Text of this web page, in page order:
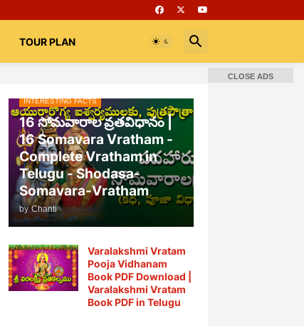
TOUR PLAN
INTERESTING FACTS
16 సోమవారాల వ్రతవిధానం |
16 Somavara Vratham -
Complete Vratham in
Telugu - Shodasa-
Somavara-Vratham
by Chanti
Varalakshmi Vratam
Pooja Vidhanam
Book PDF Download |
Varalakshmi Vratam
Book PDF in Telugu
CLOSE ADS